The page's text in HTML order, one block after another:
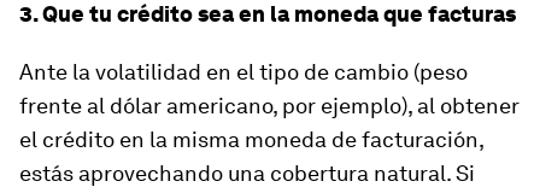
3. Que tu crédito sea en la moneda que facturas
Ante la volatilidad en el tipo de cambio (peso
frente al dólar americano, por ejemplo), al obtener
el crédito en la misma moneda de facturación,
estás aprovechando una cobertura natural. Si